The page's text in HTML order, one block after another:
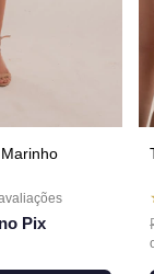
Pix